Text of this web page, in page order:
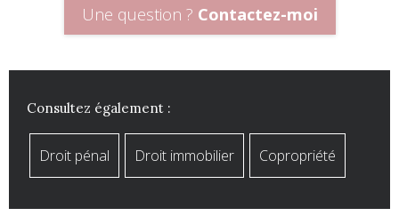
Une question ? Contactez-moi
Consultez également :
Droit pénal Droit immobilier Copropriété